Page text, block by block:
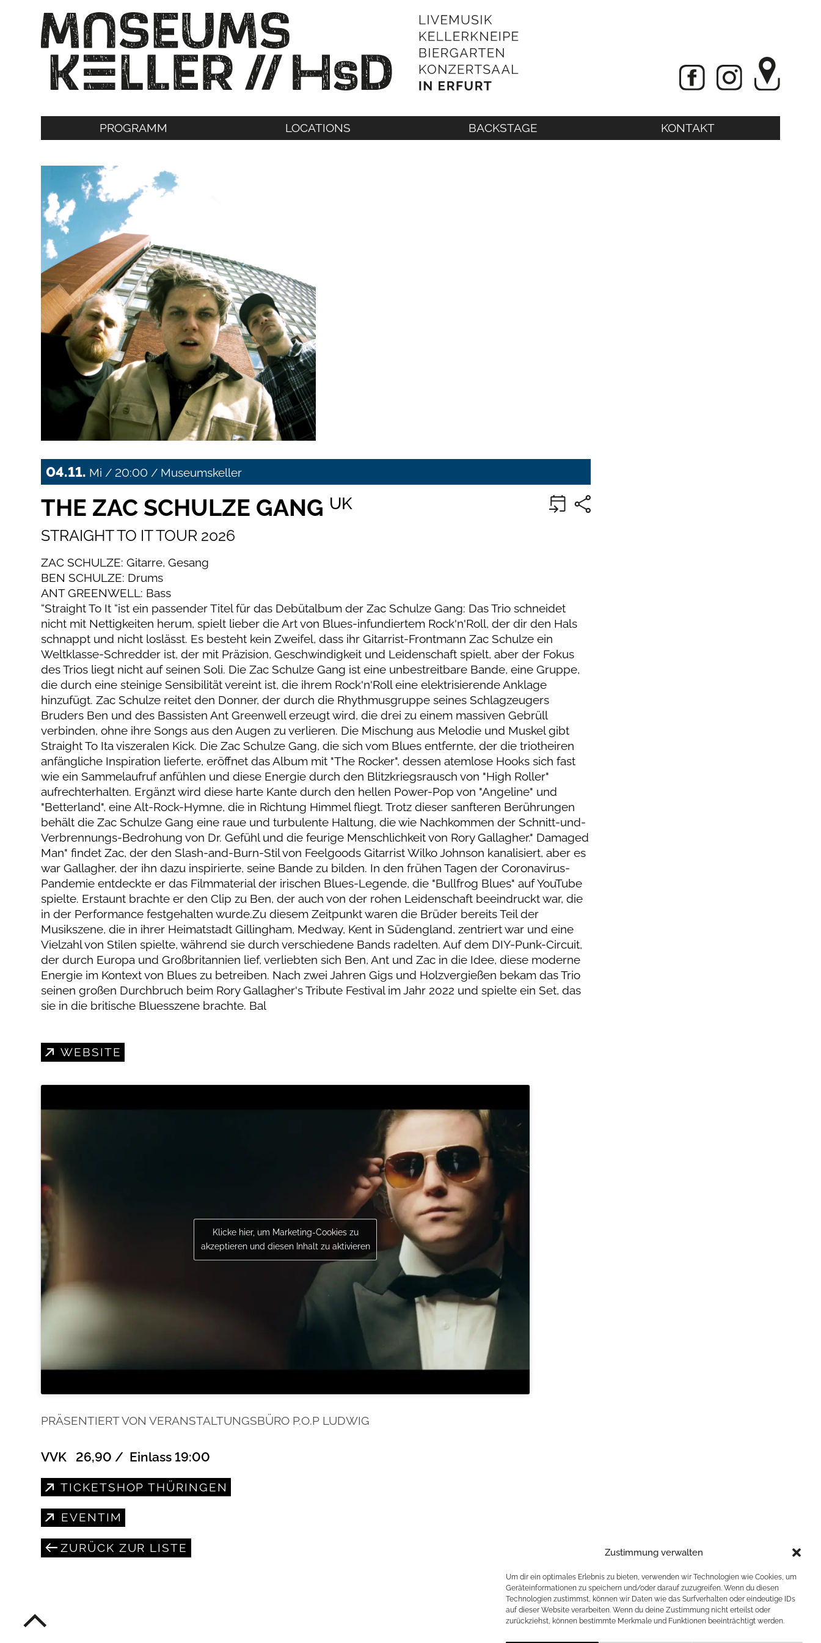
Zustimmung verwalten
Um dir ein optimales Erlebnis zu bieten, verwenden wir Technologien wie Cookies, um
Geräteinformationen zu speichern und/oder darauf zuzugreifen. Wenn du diesen
Technologien zustimmst, können wir Daten wie das Surfverhalten oder eindeutige IDs
auf dieser Website verarbeiten. Wenn du deine Zustimmung nicht erteilst oder
zurückziehst, können bestimmte Merkmale und Funktionen beeinträchtigt werden.
PROGRAMM LOCATIONS BACKSTAGE KONTAKT
04.11. Mi / 20:00 / Museumskeller
THE ZAC SCHULZE GANG UK
STRAIGHT TO IT TOUR 2026
ZAC SCHULZE: Gitarre, Gesang
BEN SCHULZE: Drums
ANT GREENWELL: Bass
“Straight To It “ist ein passender Titel für das Debütalbum der Zac Schulze Gang: Das Trio schneidet
nicht mit Nettigkeiten herum, spielt lieber die Art von Blues-infundiertem Rock'n'Roll, der dir den Hals
schnappt und nicht loslässt. Es besteht kein Zweifel, dass ihr Gitarrist-Frontmann Zac Schulze ein
Weltklasse-Schredder ist, der mit Präzision, Geschwindigkeit und Leidenschaft spielt, aber der Fokus
des Trios liegt nicht auf seinen Soli. Die Zac Schulze Gang ist eine unbestreitbare Bande, eine Gruppe,
die durch eine steinige Sensibilität vereint ist, die ihrem Rock'n'Roll eine elektrisierende Anklage
hinzufügt. Zac Schulze reitet den Donner, der durch die Rhythmusgruppe seines Schlagzeugers
Bruders Ben und des Bassisten Ant Greenwell erzeugt wird, die drei zu einem massiven Gebrüll
verbinden, ohne ihre Songs aus den Augen zu verlieren. Die Mischung aus Melodie und Muskel gibt
Straight To Ita viszeralen Kick. Die Zac Schulze Gang, die sich vom Blues entfernte, der die triotheiren
anfängliche Inspiration lieferte, eröffnet das Album mit "The Rocker", dessen atemlose Hooks sich fast
wie ein Sammelaufruf anfühlen und diese Energie durch den Blitzkriegsrausch von "High Roller"
aufrechterhalten. Ergänzt wird diese harte Kante durch den hellen Power-Pop von "Angeline" und
"Betterland", eine Alt-Rock-Hymne, die in Richtung Himmel fliegt. Trotz dieser sanfteren Berührungen
behält die Zac Schulze Gang eine raue und turbulente Haltung, die wie Nachkommen der Schnitt-und-
Verbrennungs-Bedrohung von Dr. Gefühl und die feurige Menschlichkeit von Rory Gallagher." Damaged
Man" findet Zac, der den Slash-and-Burn-Stil von Feelgoods Gitarrist Wilko Johnson kanalisiert, aber es
war Gallagher, der ihn dazu inspirierte, seine Bande zu bilden. In den frühen Tagen der Coronavirus-
Pandemie entdeckte er das Filmmaterial der irischen Blues-Legende, die "Bullfrog Blues" auf YouTube
spielte. Erstaunt brachte er den Clip zu Ben, der auch von der rohen Leidenschaft beeindruckt war, die
in der Performance festgehalten wurde.Zu diesem Zeitpunkt waren die Brüder bereits Teil der
Musikszene, die in ihrer Heimatstadt Gillingham, Medway, Kent in Südengland, zentriert war und eine
Vielzahl von Stilen spielte, während sie durch verschiedene Bands radelten. Auf dem DIY-Punk-Circuit,
der durch Europa und Großbritannien lief, verliebten sich Ben, Ant und Zac in die Idee, diese moderne
Energie im Kontext von Blues zu betreiben. Nach zwei Jahren Gigs und Holzvergießen bekam das Trio
seinen großen Durchbruch beim Rory Gallagher's Tribute Festival im Jahr 2022 und spielte ein Set, das
sie in die britische Bluesszene brachte. Bal
WEBSITE
Klicke hier, um Marketing-Cookies zu
akzeptieren und diesen Inhalt zu aktivieren
PRÄSENTIERT VON VERANSTALTUNGSBÜRO P.O.P LUDWIG
VVK 26,90 / Einlass 19:00
TICKETSHOP THÜRINGEN
EVENTIM
ZURÜCK ZUR LISTE